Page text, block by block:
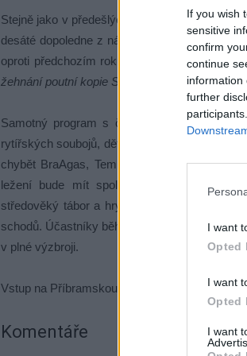
If you wish
sensitive
confirm
continue
information
further
I want
Opted
I want
Opted
I want
Stejně jako v předešlých letech bude akce
desáté dopoledne z náměstí T. G. Masaryka.
oproti předchozím rokům.
„Před oficiálním
žehnání poutní kopie Svatohorské Madony u
Samotný program s časovým rozvrhem se
rytířských soubojů, dětských divadel,
chybět BraAgas, Tempus či Ginevra. Po
ležení bude mít spolek Rosenthal a
středověký tábor a hry pro děti. Součástí
schodů. Účastníky běhu, do kterého se
v plné výzbroji.
Vstup na Příbramskou svatohorskou šalmaj je
Komentáře